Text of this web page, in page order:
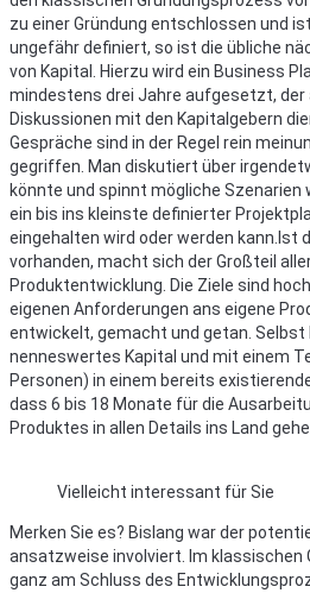
zu einer Gründung entschlossen und
ungefähr definiert, so ist die übliche
von Kapital. Hierzu wird ein Business
mindestens drei Jahre aufgesetzt, der
Diskussionen mit den Kapitalgebern
Gespräche sind in der Regel rein
gegriffen. Man diskutiert über
könnte und spinnt mögliche
ein bis ins kleinste definierter
eingehalten wird oder werden kann.Ist
vorhanden, macht sich der Großteil
Produktentwicklung. Die Ziele sind
eigenen Anforderungen ans eigene
entwickelt, gemacht und getan. Selbst
nenneswertes Kapital und mit einem
Personen) in einem bereits
dass 6 bis 18 Monate für die
Produktes in allen Details ins Land
Vielleicht interessant für Sie
Merken Sie es? Bislang war der
ansatzweise involviert. Im klassischen
ganz am Schluss des